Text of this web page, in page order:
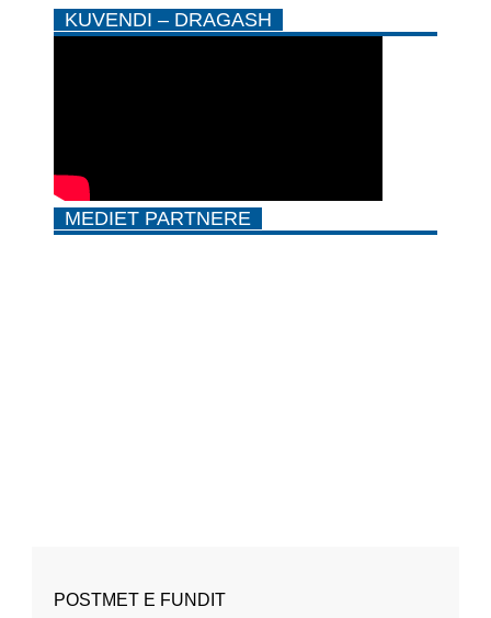
KUVENDI – DRAGASH
MEDIET PARTNERE
POSTMET E FUNDIT